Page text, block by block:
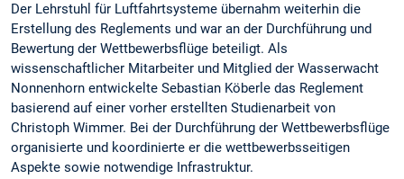
Der Lehrstuhl für Luftfahrtsysteme übernahm weiterhin die
Erstellung des Reglements und war an der Durchführung und
Bewertung der Wettbewerbsflüge beteiligt. Als
wissenschaftlicher Mitarbeiter und Mitglied der Wasserwacht
Nonnenhorn entwickelte Sebastian Köberle das Reglement
basierend auf einer vorher erstellten Studienarbeit von
Christoph Wimmer. Bei der Durchführung der Wettbewerbsflüge
organisierte und koordinierte er die wettbewerbsseitigen
Aspekte sowie notwendige Infrastruktur.